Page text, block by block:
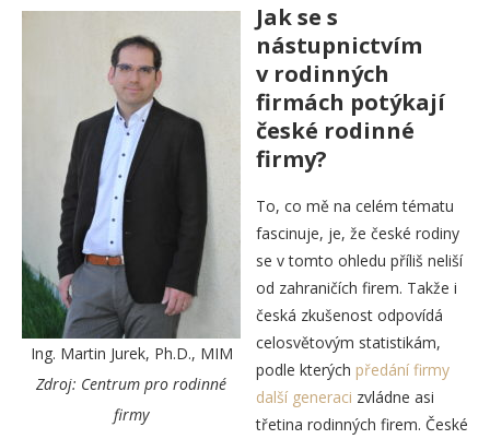
Ing. Martin Jurek, Ph.D., MIM
Zdroj: Centrum pro rodinné
firmy
Jak se s
nástupnictvím
v rodinných
firmách potýkají
české rodinné
firmy?
To, co mě na celém tématu
fascinuje, je, že české rodiny
se v tomto ohledu příliš neliší
od zahraničích firem. Takže i
česká zkušenost odpovídá
celosvětovým statistikám,
podle kterých předání firmy
další generaci zvládne asi
třetina rodinných firem. České